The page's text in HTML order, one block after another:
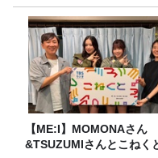
【ME:I】MOMONAさん
&TSUZUMIさんとこねく